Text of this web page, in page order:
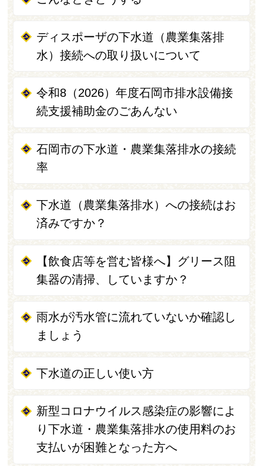
ディスポーザの下水道（農業集落排
水）接続への取り扱いについて
令和8（2026）年度石岡市排水設備接
続支援補助金のごあんない
石岡市の下水道・農業集落排水の接続
率
下水道（農業集落排水）への接続はお
済みですか？
【飲食店等を営む皆様へ】グリース阻
集器の清掃、していますか？
雨水が汚水管に流れていないか確認し
ましょう
下水道の正しい使い方
新型コロナウイルス感染症の影響によ
り下水道・農業集落排水の使用料のお
支払いが困難となった方へ